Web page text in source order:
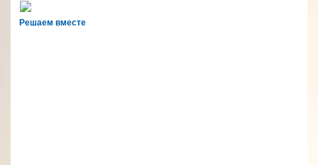
Решаем вместе